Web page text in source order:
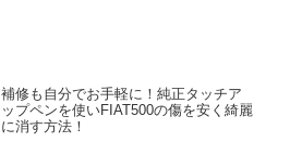
補修も自分でお手軽に！純正タッチア
ップペンを使いFIAT500の傷を安く綺麗
に消す方法！